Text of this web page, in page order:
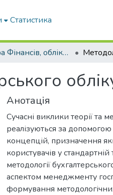
Статистика
Кафедра Фінансів, обліку і оподаткування
Анотація
Сучасні виклики теорії та
реалізуються за
концепцій, призначення
користувачів у
методології
аспектом менеджменту
формування